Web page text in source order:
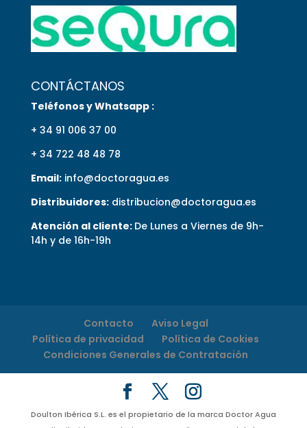
CONTÁCTANOS
Teléfonos y Whatsapp :
+ 34 91 006 37 00
+ 34 722 48 48 78
Email:info@doctoragua.es
Distribuidores:distribucion@doctoragua.es
Atención al cliente: De Lunes a Viernes de 9h-
14h y de 16h-19h
Contacto
Aviso Legal
Política de privacidad
Política de Cookies
Condiciones Generales de Contratación
Doulton Ibérica S.L. es el propietario de la marca Doctor Agua